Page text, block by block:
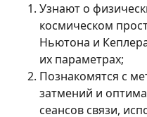
Узнают о
космическом
Ньютона и
их параметрах;
Познакомятся с
затмений и
сеансов связи,